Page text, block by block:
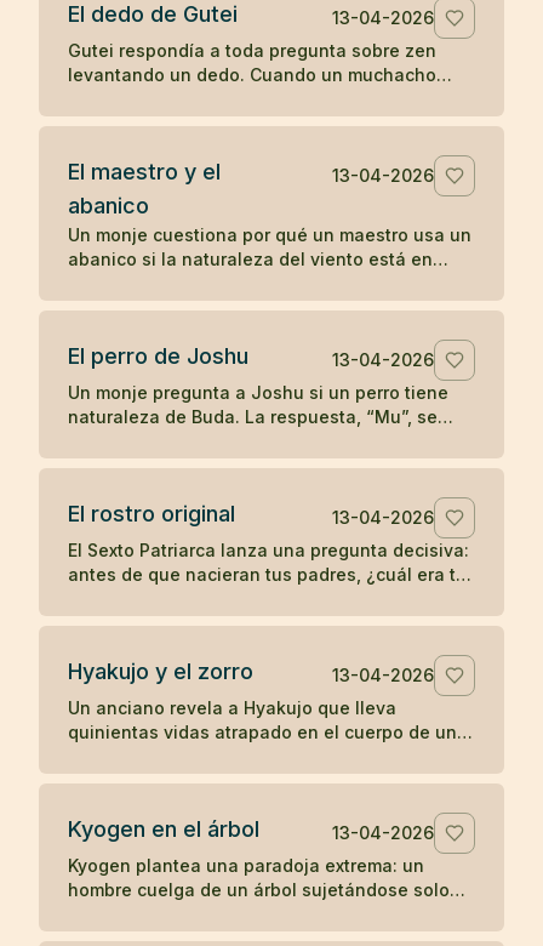
El dedo de Gutei
13-04-2026
Gutei respondía a toda pregunta sobre zen
levantando un dedo. Cuando un muchacho
enseñanza radical sobre la comprensión
El maestro y el
abanico
13-04-2026
Un monje cuestiona por qué un maestro usa un
abanico si la naturaleza del viento está en
cotidiano en enseñanza zen.
El perro de Joshu
13-04-2026
Un monje pregunta a Joshu si un perro tiene
naturaleza de Buda. La respuesta, “Mu”, se
de la tradición zen.
El rostro original
13-04-2026
El Sexto Patriarca lanza una pregunta decisiva:
antes de que nacieran tus padres, ¿cuál era tu
percepción directa.
Hyakujo y el zorro
13-04-2026
Un anciano revela a Hyakujo que lleva
quinientas vidas atrapado en el cuerpo de un
causa y efecto. Un koan clásico sobre karma y
Kyogen en el árbol
13-04-2026
Kyogen plantea una paradoja extrema: un
hombre cuelga de un árbol sujetándose solo
sentido del zen. Un koan sobre respuesta y